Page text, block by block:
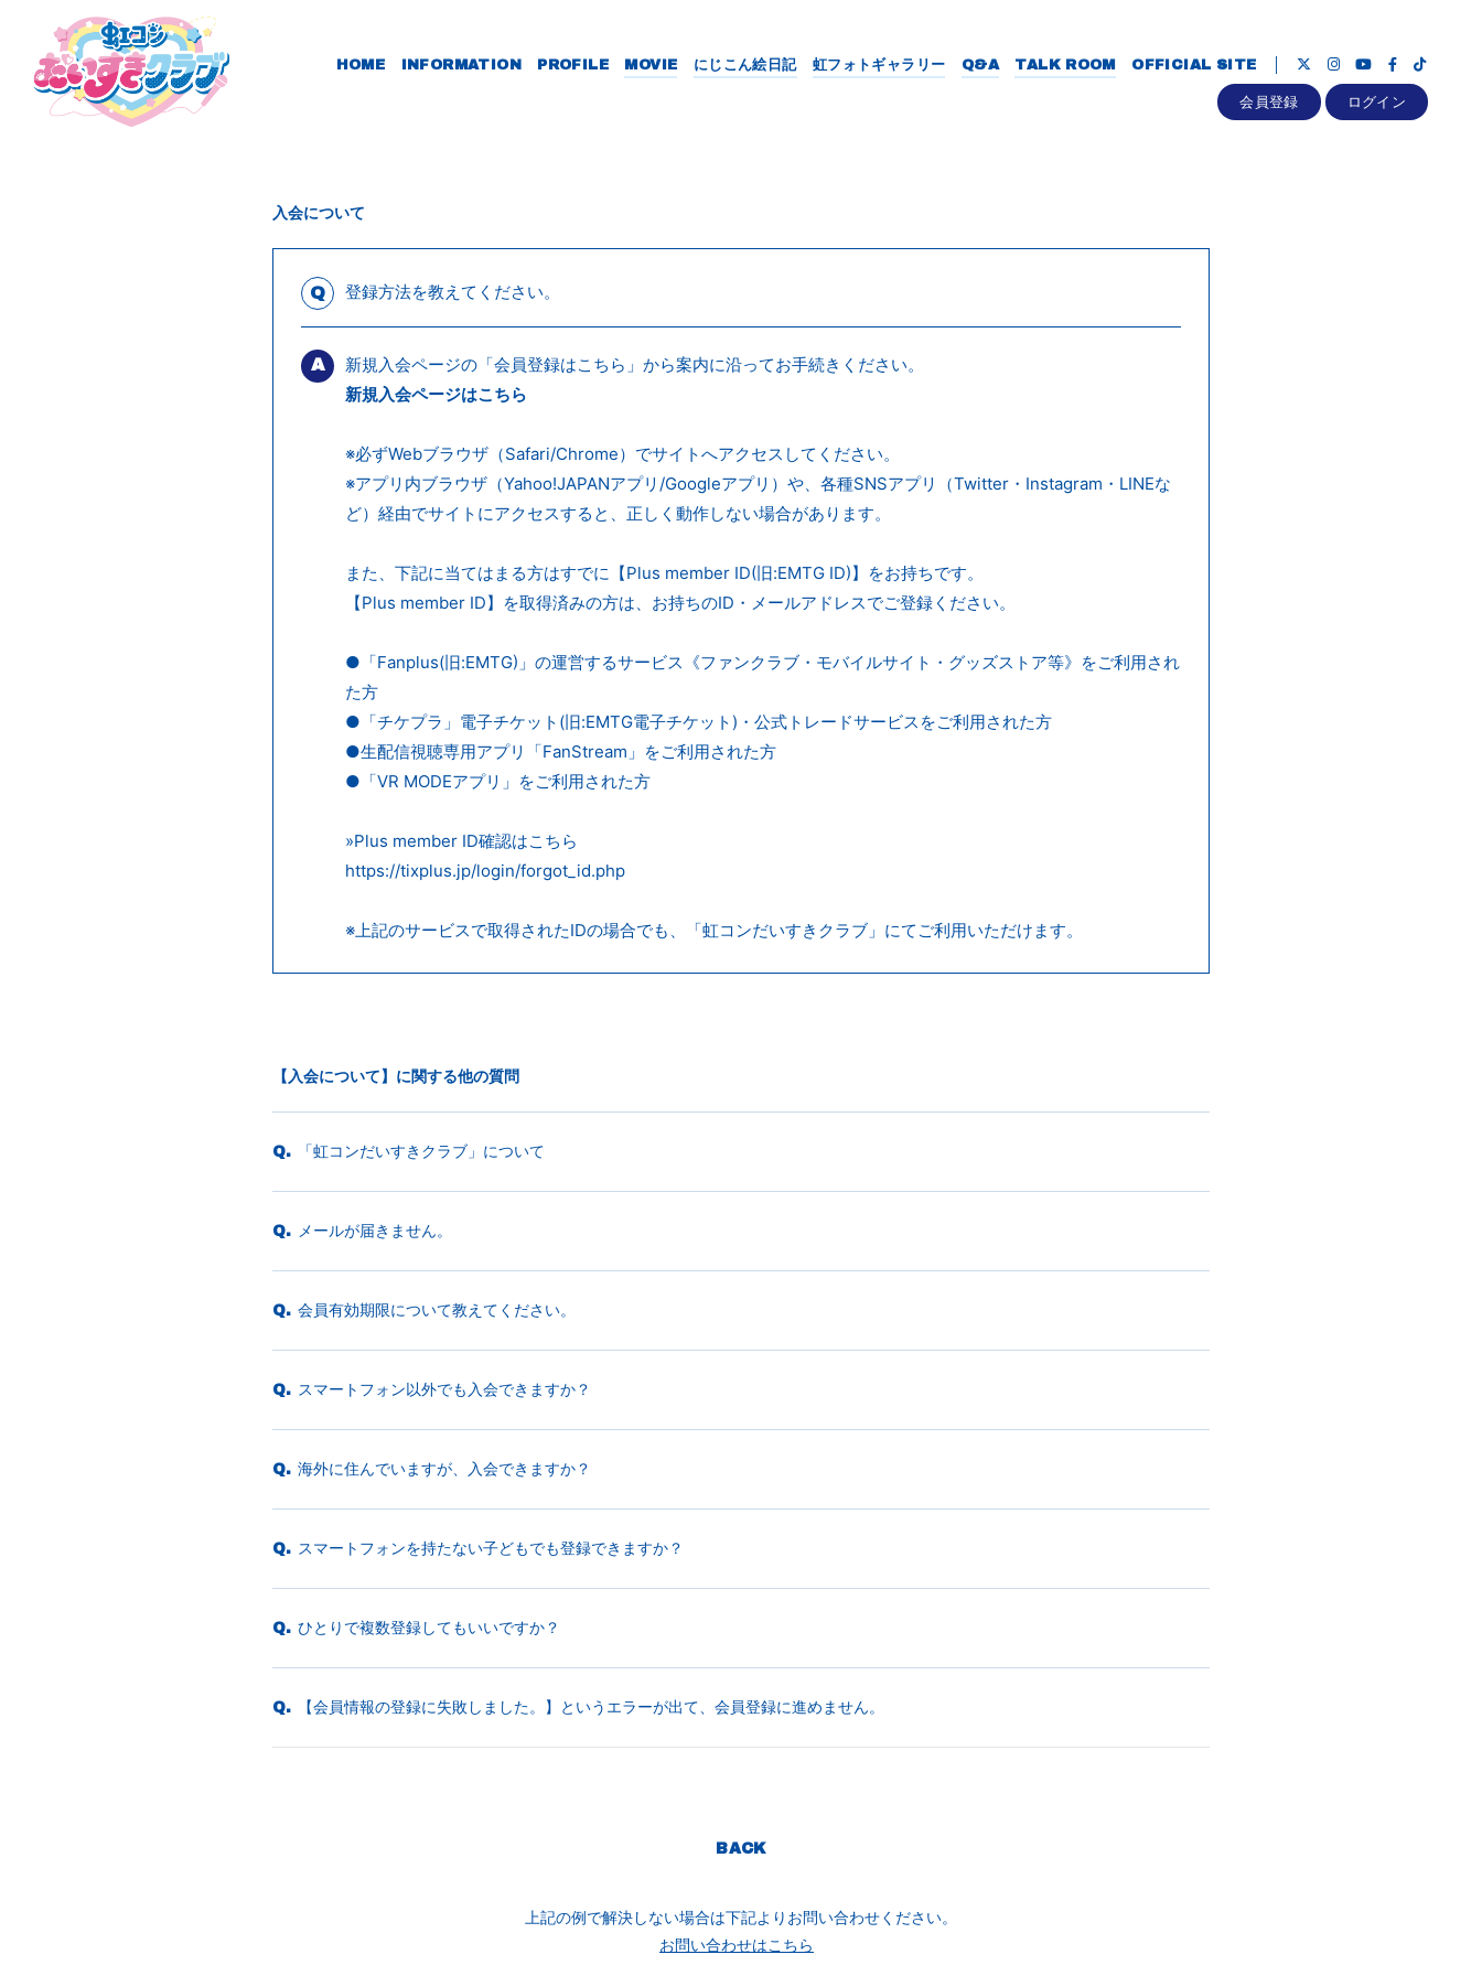
HOME INFORMATION PROFILE MOVIE にじこん絵日記 虹フォトギャラリー Q&A TALK ROOM OFFICIAL SITE
会員登録 ログイン
入会について
Q 登録方法を教えてください。
A
新規入会ページの「会員登録はこちら」から案内に沿ってお手続きください。
新規入会ページはこちら
※必ずWebブラウザ（Safari/Chrome）でサイトへアクセスしてください。
※アプリ内ブラウザ（Yahoo!JAPANアプリ/Googleアプリ）や、各種SNSアプリ（Twitter・Instagram・LINEな
ど）経由でサイトにアクセスすると、正しく動作しない場合があります。
また、下記に当てはまる方はすでに【Plus member ID(旧:EMTG ID)】をお持ちです。
【Plus member ID】を取得済みの方は、お持ちのID・メールアドレスでご登録ください。
●「Fanplus(旧:EMTG)」の運営するサービス《ファンクラブ・モバイルサイト・グッズストア等》をご利用され
た方
●「チケプラ」電子チケット(旧:EMTG電子チケット)・公式トレードサービスをご利用された方
●生配信視聴専用アプリ「FanStream」をご利用された方
●「VR MODEアプリ」をご利用された方
»Plus member ID確認はこちら
https://tixplus.jp/login/forgot_id.php
※上記のサービスで取得されたIDの場合でも、「虹コンだいすきクラブ」にてご利用いただけます。
【入会について】に関する他の質問
Q. 「虹コンだいすきクラブ」について
Q. メールが届きません。
Q. 会員有効期限について教えてください。
Q. スマートフォン以外でも入会できますか？
Q. 海外に住んでいますが、入会できますか？
Q. スマートフォンを持たない子どもでも登録できますか？
Q. ひとりで複数登録してもいいですか？
Q. 【会員情報の登録に失敗しました。】というエラーが出て、会員登録に進めません。
BACK
上記の例で解決しない場合は下記よりお問い合わせください。
お問い合わせはこちら